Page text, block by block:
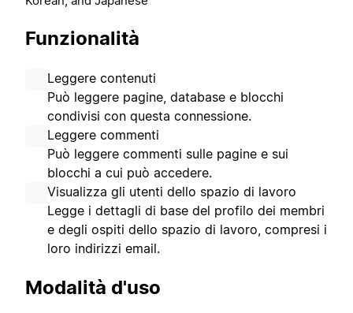
Funzionalità
Leggere contenuti
Può leggere pagine, database e blocchi
condivisi con questa connessione.
Leggere commenti
Può leggere commenti sulle pagine e sui
blocchi a cui può accedere.
Visualizza gli utenti dello spazio di lavoro
Legge i dettagli di base del profilo dei membri
e degli ospiti dello spazio di lavoro, compresi i
loro indirizzi email.
Modalità d'uso